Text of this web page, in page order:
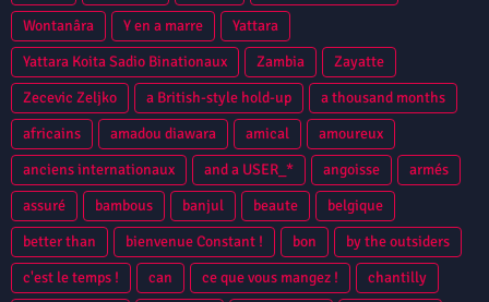
Wontanâra
Y en a marre
Yattara
Yattara Koita Sadio Binationaux
Zambia
Zayatte
Zecevic Zeljko
a British-style hold-up
a thousand months
africains
amadou diawara amical
amoureux
anciens internationaux
and a USER_* angoisse
armés
assuré
bambous banjul beaute
belgique
better than
bienvenue Constant ! bon
by the outsiders
c'est le temps !
can ce que vous mangez !
chantilly